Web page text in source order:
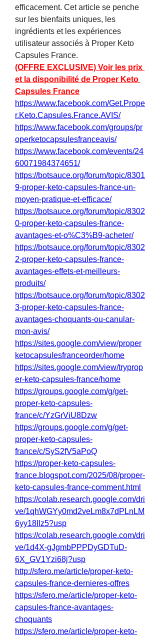
efficacement. Cet article se penche
sur les bienfaits uniques, les
ingrédients et les expériences
utilisateur associés à Proper Keto
Capsules France.
(OFFRE EXCLUSIVE) Voir les prix
et la disponibilité de Proper Keto
Capsules France
https://www.facebook.com/Get.Prope
r.Keto.Capsules.France.AVIS/
https://www.facebook.com/groups/pr
operketocapsulesfranceavis/
https://www.facebook.com/events/24
60071984374651/
https://botsauce.org/forum/topic/8301
9-proper-keto-capsules-france-un-
moyen-pratique-et-efficace/
https://botsauce.org/forum/topic/8302
0-proper-keto-capsules-france-
avantages-et-o%C3%B9-acheter/
https://botsauce.org/forum/topic/8302
2-proper-keto-capsules-france-
avantages-effets-et-meilleurs-
produits/
https://botsauce.org/forum/topic/8302
3-proper-keto-capsules-france-
avantages-choquants-ou-canular-
mon-avis/
https://sites.google.com/view/proper
ketocapsulesfranceorder/home
https://sites.google.com/view/tryprop
er-keto-capsules-france/home
https://groups.google.com/g/get-
proper-keto-capsules-
france/c/YzGrViU8Dzw
https://groups.google.com/g/get-
proper-keto-capsules-
france/c/SyS2fV5aPoQ
https://proper-keto-capsules-
france.blogspot.com/2025/08/proper-
keto-capsules-france-comment.html
https://colab.research.google.com/dri
ve/1qhWGYy0md2veLm8x7dPLnLM
6yy18Ilz5?usp
https://colab.research.google.com/dri
ve/1d4X-gJgmbPPPDyGDTuD-
6X_GV1Yzi68j?usp
http://sfero.me/article/proper-keto-
capsules-france-dernieres-offres
https://sfero.me/article/proper-keto-
capsules-france-avantages-
choquants
https://sfero.me/article/proper-keto-